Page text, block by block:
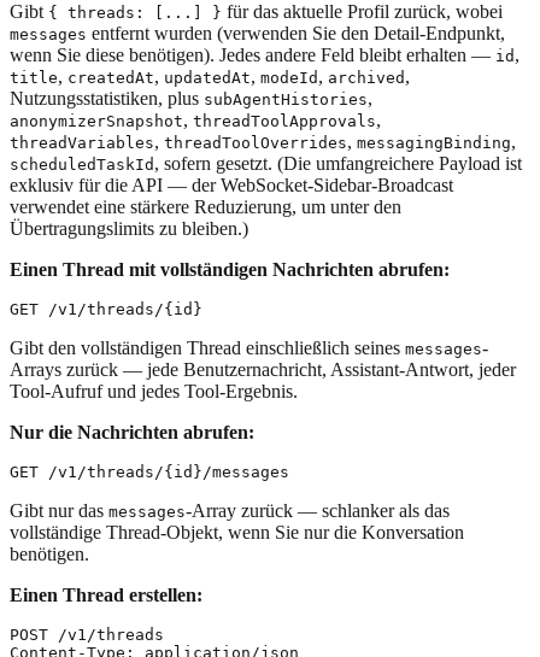
Gibt { threads: [...] } für das aktuelle Profil zurück, wobei
messages entfernt wurden (verwenden Sie den Detail-Endpunkt,
wenn Sie diese benötigen). Jedes andere Feld bleibt erhalten — id ,
title, createdAt, updatedAt, modeId , archived ,
Nutzungsstatistiken, plus subAgentHistories,
anonymizerSnapshot, threadToolApprovals,
threadVariables, threadToolOverrides, messagingBinding,
scheduledTaskId , sofern gesetzt. (Die umfangreichere Payload ist
exklusiv für die API — der WebSocket-Sidebar-Broadcast
verwendet eine stärkere Reduzierung, um unter den
Übertragungslimits zu bleiben.)
Einen Thread mit vollständigen Nachrichten abrufen:
Gibt den vollständigen Thread einschließlich seines messages-
Arrays zurück — jede Benutzernachricht, Assistant-Antwort, jeder
Tool-Aufruf und jedes Tool-Ergebnis.
Nur die Nachrichten abrufen:
Gibt nur das messages-Array zurück — schlanker als das
vollständige Thread-Objekt, wenn Sie nur die Konversation
benötigen.
Einen Thread erstellen:
POST /v1/threads
Content-Type: application/json